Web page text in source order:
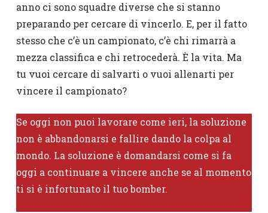
anno ci sono squadre diverse che si stanno
preparando per cercare di vincerlo. E, per il fatto
stesso che c’è un campionato, c’è chi rimarrà a
mezza classifica e chi retrocederà. È la vita. Ma
tu vuoi cercare di salvarti o vuoi allenarti per
vincere il campionato?
Se oggi non puoi lavorare come ieri, la soluzione
non è abbandonarsi e fallire dando la colpa al
mondo. La soluzione è domandarsi come si fa
oggi a continuare a vincere anche se al momento
ti si è infortunato il tuo bomber.